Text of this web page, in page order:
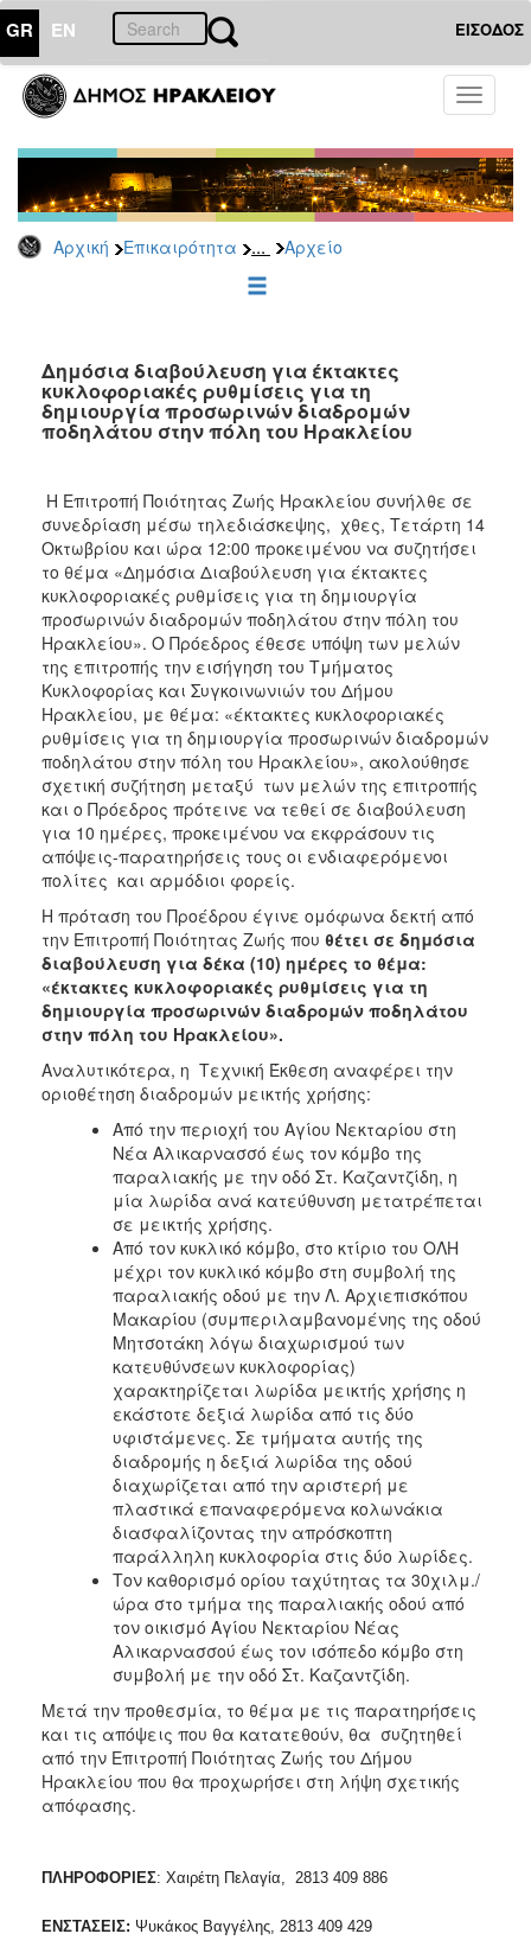
GR EN ΕΙΣΟΔΟΣ
Toggle
Αρχική Επικαιρότητα ... Αρχείο
ΕΠΙΚΑΙΡΟΤΗΤΑ
Διαβουλεύσεις
Αρχείο
ΕΠΙΣΚΕΠΤΗΣ
ΗΡΑΚΛΕΙΟ
Δημόσια διαβούλευση για έκτακτες
κυκλοφοριακές ρυθμίσεις για τη
δημιουργία προσωρινών διαδρομών
ποδηλάτου στην πόλη του Ηρακλείου
Η Επιτροπή Ποιότητας Ζωής Ηρακλείου συνήλθε σε
συνεδρίαση μέσω τηλεδιάσκεψης, χθες, Τετάρτη 14
Οκτωβρίου και ώρα 12:00 προκειμένου να συζητήσει
το θέμα «Δημόσια Διαβούλευση για έκτακτες
κυκλοφοριακές ρυθμίσεις για τη δημιουργία
προσωρινών διαδρομών ποδηλάτου στην πόλη του
Ηρακλείου». Ο Πρόεδρος έθεσε υπόψη των μελών
της επιτροπής την εισήγηση του Τμήματος
Κυκλοφορίας και Συγκοινωνιών του Δήμου
Ηρακλείου, με θέμα: «έκτακτες κυκλοφοριακές
ρυθμίσεις για τη δημιουργία προσωρινών διαδρομών
ποδηλάτου στην πόλη του Ηρακλείου», ακολούθησε
σχετική συζήτηση μεταξύ των μελών της επιτροπής
και o Πρόεδρος πρότεινε να τεθεί σε διαβούλευση
για 10 ημέρες, προκειμένου να εκφράσουν τις
απόψεις-παρατηρήσεις τους οι ενδιαφερόμενοι
πολίτες και αρμόδιοι φορείς.
Η πρόταση του Προέδρου έγινε ομόφωνα δεκτή από
την Επιτροπή Ποιότητας Ζωής που θέτει σε δημόσια
διαβούλευση για δέκα (10) ημέρες το θέμα:
«έκτακτες κυκλοφοριακές ρυθμίσεις για τη
δημιουργία προσωρινών διαδρομών ποδηλάτου
στην πόλη του Ηρακλείου».
Αναλυτικότερα, η Τεχνική Έκθεση αναφέρει την
οριοθέτηση διαδρομών μεικτής χρήσης:
Από την περιοχή του Αγίου Νεκταρίου στη
Νέα Αλικαρνασσό έως τον κόμβο της
παραλιακής με την οδό Στ. Καζαντζίδη, η
μία λωρίδα ανά κατεύθυνση μετατρέπεται
σε μεικτής χρήσης.
Από τον κυκλικό κόμβο, στο κτίριο του ΟΛΗ
μέχρι τον κυκλικό κόμβο στη συμβολή της
παραλιακής οδού με την Λ. Αρχιεπισκόπου
Μακαρίου (συμπεριλαμβανομένης της οδού
Μητσοτάκη λόγω διαχωρισμού των
κατευθύνσεων κυκλοφορίας)
χαρακτηρίζεται λωρίδα μεικτής χρήσης η
εκάστοτε δεξιά λωρίδα από τις δύο
υφιστάμενες. Σε τμήματα αυτής της
διαδρομής η δεξιά λωρίδα της οδού
διαχωρίζεται από την αριστερή με
πλαστικά επαναφερόμενα κολωνάκια
διασφαλίζοντας την απρόσκοπτη
παράλληλη κυκλοφορία στις δύο λωρίδες.
Τον καθορισμό ορίου ταχύτητας τα 30χιλμ./
ώρα στο τμήμα της παραλιακής οδού από
τον οικισμό Αγίου Νεκταρίου Νέας
Αλικαρνασσού έως τον ισόπεδο κόμβο στη
συμβολή με την οδό Στ. Καζαντζίδη.
Μετά την προθεσμία, το θέμα με τις παρατηρήσεις
και τις απόψεις που θα κατατεθούν, θα συζητηθεί
από την Επιτροπή Ποιότητας Ζωής του Δήμου
Ηρακλείου που θα προχωρήσει στη λήψη σχετικής
απόφασης.
ΠΛΗΡΟΦΟΡΙΕΣ: Χαιρέτη Πελαγία, 2813 409 886
ΕΝΣΤΑΣΕΙΣ: Ψυκάκος Βαγγέλης, 2813 409 429